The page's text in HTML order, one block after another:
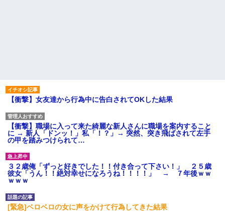
【衝撃】女友達から行為中に告白されてOKした結果
【衝撃】職場に入って来た綺麗な新人さんに職場を案内すること
に → 新人「ドンッ！」私「！？」→ 突然、突き飛ばされて左手
の甲を踏みつけられて…
３２歳俺「ずっと好きでした！！付き合って下さい！」 ２５歳
彼女「うん！！絶対幸せになろうね！！！！」 → ７年後ｗｗ
ｗｗｗ
[緊急]ベロベロの女に声をかけて行為してきた結果